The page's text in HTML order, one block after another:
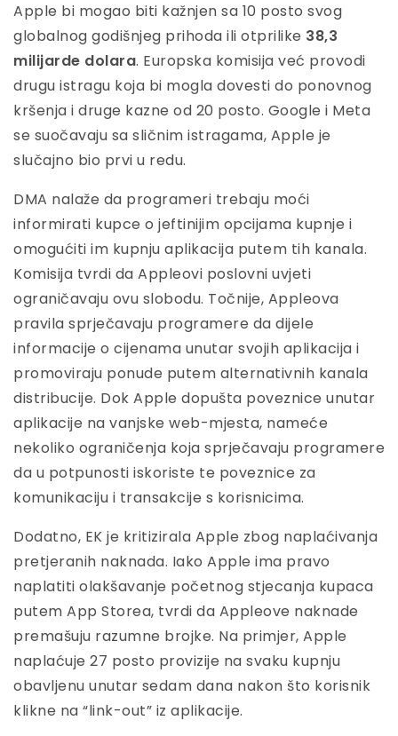
Apple bi mogao biti kažnjen sa 10 posto svog
globalnog godišnjeg prihoda ili otprilike 38,3
milijarde dolara. Europska komisija već provodi
drugu istragu koja bi mogla dovesti do ponovnog
kršenja i druge kazne od 20 posto. Google i Meta
se suočavaju sa sličnim istragama, Apple je
slučajno bio prvi u redu.
DMA nalaže da programeri trebaju moći
informirati kupce o jeftinijim opcijama kupnje i
omogućiti im kupnju aplikacija putem tih kanala.
Komisija tvrdi da Appleovi poslovni uvjeti
ograničavaju ovu slobodu. Točnije, Appleova
pravila sprječavaju programere da dijele
informacije o cijenama unutar svojih aplikacija i
promoviraju ponude putem alternativnih kanala
distribucije. Dok Apple dopušta poveznice unutar
aplikacije na vanjske web-mjesta, nameće
nekoliko ograničenja koja sprječavaju programere
da u potpunosti iskoriste te poveznice za
komunikaciju i transakcije s korisnicima.
Dodatno, EK je kritizirala Apple zbog naplaćivanja
pretjeranih naknada. Iako Apple ima pravo
naplatiti olakšavanje početnog stjecanja kupaca
putem App Storea, tvrdi da Appleove naknade
premašuju razumne brojke. Na primjer, Apple
naplaćuje 27 posto provizije na svaku kupnju
obavljenu unutar sedam dana nakon što korisnik
klikne na “link-out” iz aplikacije.